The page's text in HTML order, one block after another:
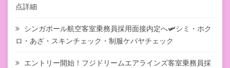
点詳細
シンガポール航空客室乗務員採用面接内定へ🛩シミ・ホク
ロ・あざ・スキンチェック・制服ケバヤチェック
エントリー開始！フジドリームエアラインズ客室乗務員採